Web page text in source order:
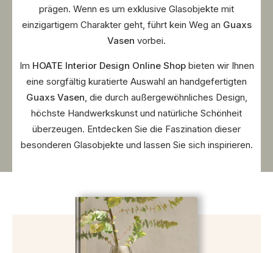
prägen. Wenn es um exklusive Glasobjekte mit
einzigartigem Charakter geht, führt kein Weg an Guaxs
Vasen vorbei.
Im HOATE Interior Design Online Shopbieten wir Ihnen
eine sorgfältig kuratierte Auswahl an handgefertigten
Guaxs Vasen, die durch außergewöhnliches Design,
höchste Handwerkskunst und natürliche Schönheit
überzeugen. Entdecken Sie die Faszination dieser
besonderen Glasobjekte und lassen Sie sich inspirieren.